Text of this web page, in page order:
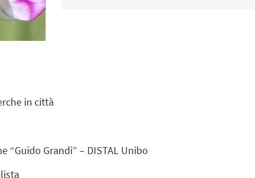
in città
“Guido Grandi” – DISTAL Unibo